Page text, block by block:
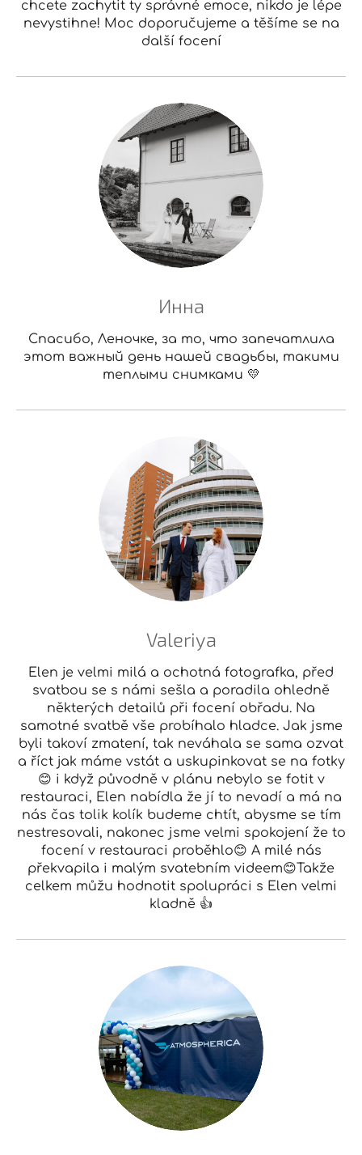
chcete zachytit ty správné emoce, nikdo je lépe
nevystihne! Moc doporučujeme a těšíme se na
další focení
Инна
Спасибо, Леночке, за то, что запечатлила
этот важный день нашей свадьбы, такими
теплыми снимками 💛
Valeriya
Elen je velmi milá a ochotná fotografka, před
svatbou se s námi sešla a poradila ohledně
některých detailů při focení obřadu. Na
samotné svatbě vše probíhalo hladce. Jak jsme
byli takoví zmatení, tak neváhala se sama ozvat
a říct jak máme vstát a uskupinkovat se na fotky
😊 i když původně v plánu nebylo se fotit v
restauraci, Elen nabídla že jí to nevadí a má na
nás čas tolik kolík budeme chtít, abysme se tím
nestresovali, nakonec jsme velmi spokojení že to
focení v restauraci proběhlo😊 A milé nás
překvapila i malým svatebním videem😊Takže
celkem můžu hodnotit spolupráci s Elen velmi
kladně 👍